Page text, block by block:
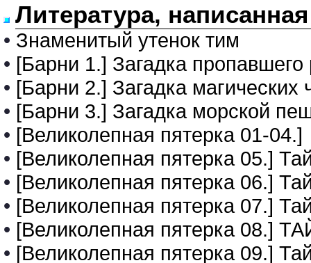
Литература,
• Знаменитый утенок тим
• [Барни 1.] Загадка пропавшего
• [Барни 2.] Загадка магических
• [Барни 3.] Загадка морской
• [Великолепная пятерка 01-04.]
• [Великолепная пятерка 05.]
• [Великолепная пятерка 06.]
• [Великолепная пятерка 07.]
• [Великолепная пятерка 08.]
• [Великолепная пятерка 09.]